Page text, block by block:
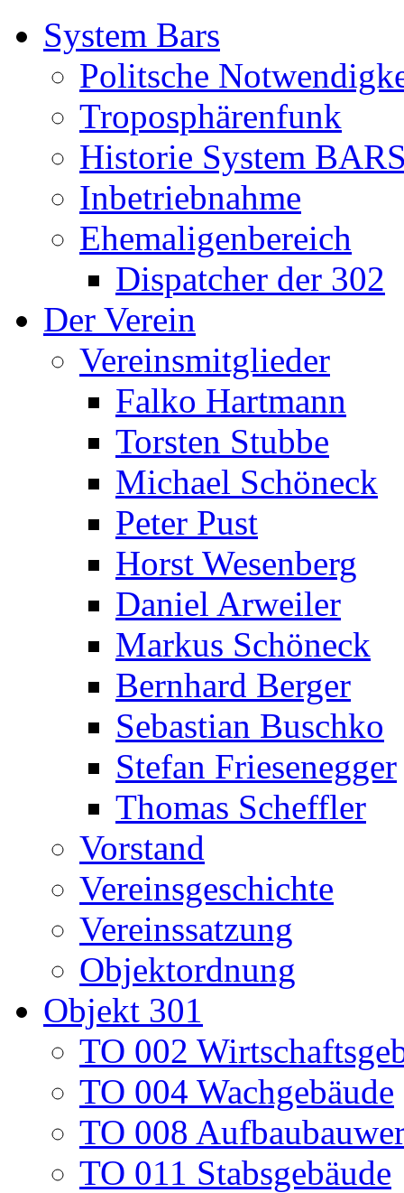
System Bars
Politsche
Troposphärenfunk
Historie System
Inbetriebnahme
Ehemaligenbereich
Dispatcher der 302
Der Verein
Vereinsmitglieder
Falko Hartmann
Torsten Stubbe
Michael Schöneck
Peter Pust
Horst Wesenberg
Daniel Arweiler
Markus Schöneck
Bernhard Berger
Sebastian Buschko
Stefan Friesenegger
Thomas Scheffler
Vorstand
Vereinsgeschichte
Vereinssatzung
Objektordnung
Objekt 301
TO 002
TO 004 Wachgebäude
TO 008
TO 011 Stabsgebäude